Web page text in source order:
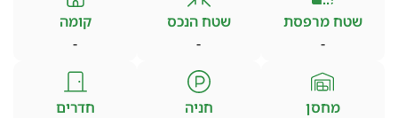
קומה
-
שטח הנכס
-
שטח מרפסת
-
חדרים
חניה
מחסן